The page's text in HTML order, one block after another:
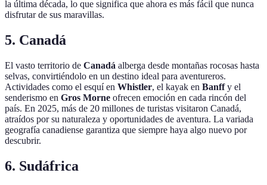
la última década, lo que significa que ahora es más fácil que nunca
disfrutar de sus maravillas.
5. Canadá
El vasto territorio de Canadá alberga desde montañas rocosas hasta
selvas, convirtiéndolo en un destino ideal para aventureros.
Actividades como el esquí en Whistler, el kayak en Banffy el
senderismo en Gros Morne ofrecen emoción en cada rincón del
país. En 2025, más de 20 millones de turistas visitaron Canadá,
atraídos por su naturaleza y oportunidades de aventura. La variada
geografía canadiense garantiza que siempre haya algo nuevo por
descubrir.
6. Sudáfrica